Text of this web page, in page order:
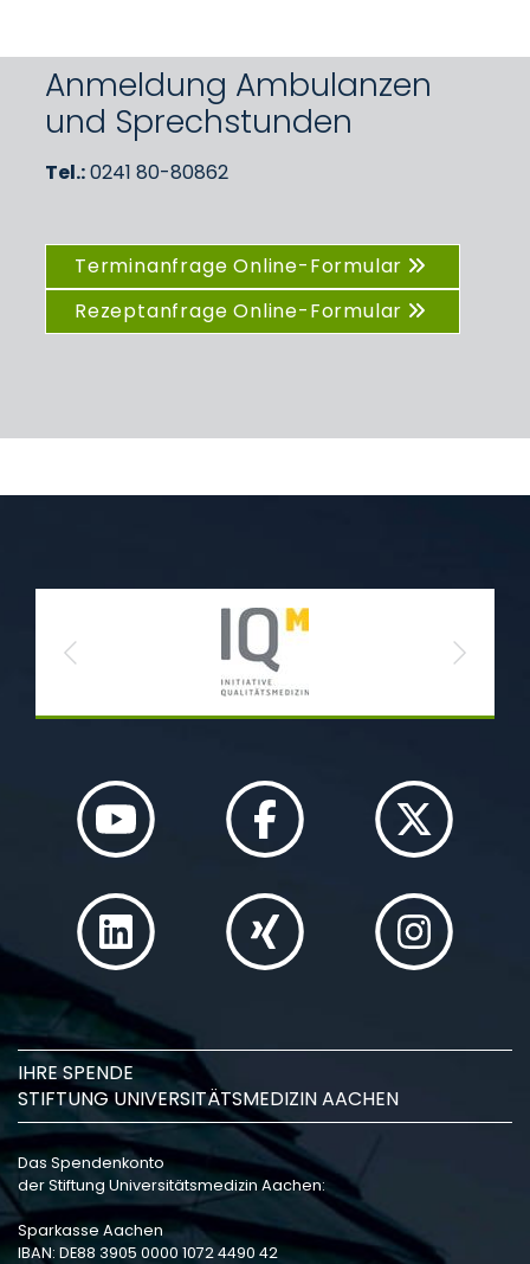
Anmeldung Ambulanzen
und Sprechstunden
Tel.:0241 80-80862
Terminanfrage Online-Formular
Rezeptanfrage Online-Formular
Previous Next
IHRE SPENDE
STIFTUNG UNIVERSITÄTSMEDIZIN AACHEN
Das Spendenkonto
der Stiftung Universitätsmedizin Aachen:
Sparkasse Aachen
IBAN: DE88 3905 0000 1072 4490 42